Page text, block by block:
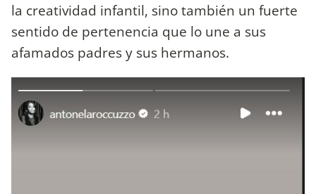
la creatividad infantil, sino también un fuerte
sentido de pertenencia que lo une a sus
afamados padres y sus hermanos.